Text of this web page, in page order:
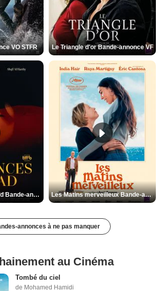
VO STFR Le Triangle d'or Bande-annonce VF
Les Silences de Riyad Bande-annonce VO STFR Les Matins merveilleux Bande-annonce VF
annonces à ne pas manquer
au Cinéma
Tombé du ciel
de Mohamed Hamidi